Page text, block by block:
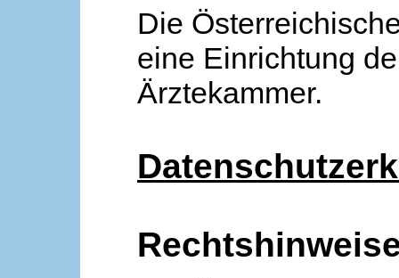
Die
eine Einrichtung
Ärztekammer.